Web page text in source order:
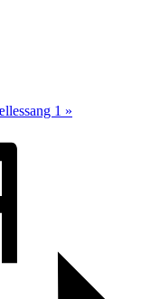
1 »